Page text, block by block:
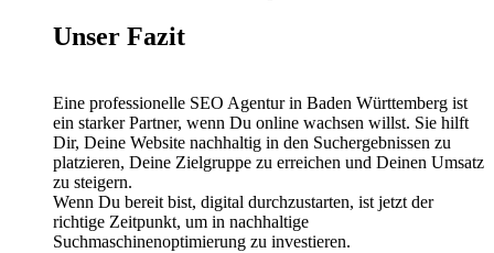
Unser Fazit
Eine professionelle SEO Agentur in Baden Württemberg ist
ein starker Partner, wenn Du online wachsen willst. Sie hilft
Dir, Deine Website nachhaltig in den Suchergebnissen zu
platzieren, Deine Zielgruppe zu erreichen und Deinen Umsatz
zu steigern.
Wenn Du bereit bist, digital durchzustarten, ist jetzt der
richtige Zeitpunkt, um in nachhaltige
Suchmaschinenoptimierung zu investieren.